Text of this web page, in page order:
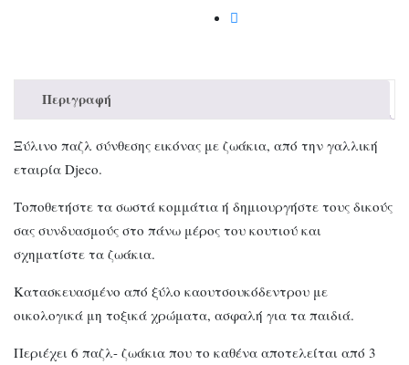
Περιγραφή
Ξύλινο παζλ σύνθεσης εικόνας με ζωάκια, από την γαλλική
εταιρία Djeco.
Τοποθετήστε τα σωστά κομμάτια ή δημιουργήστε τους δικούς
σας συνδυασμούς στο πάνω μέρος του κουτιού και
σχηματίστε τα ζωάκια.
Κατασκευασμένο από ξύλο καουτσουκόδεντρου με
οικολογικά μη τοξικά χρώματα, ασφαλή για τα παιδιά.
Περιέχει 6 παζλ- ζωάκια που το καθένα αποτελείται από 3